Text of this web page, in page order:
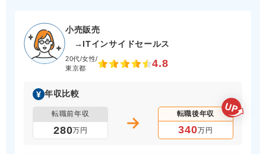
小売販売
→ITインサイドセールス
20代/女性/
東京都
4.8
年収比較
転職前年収
280万円
転職後年収
340万円